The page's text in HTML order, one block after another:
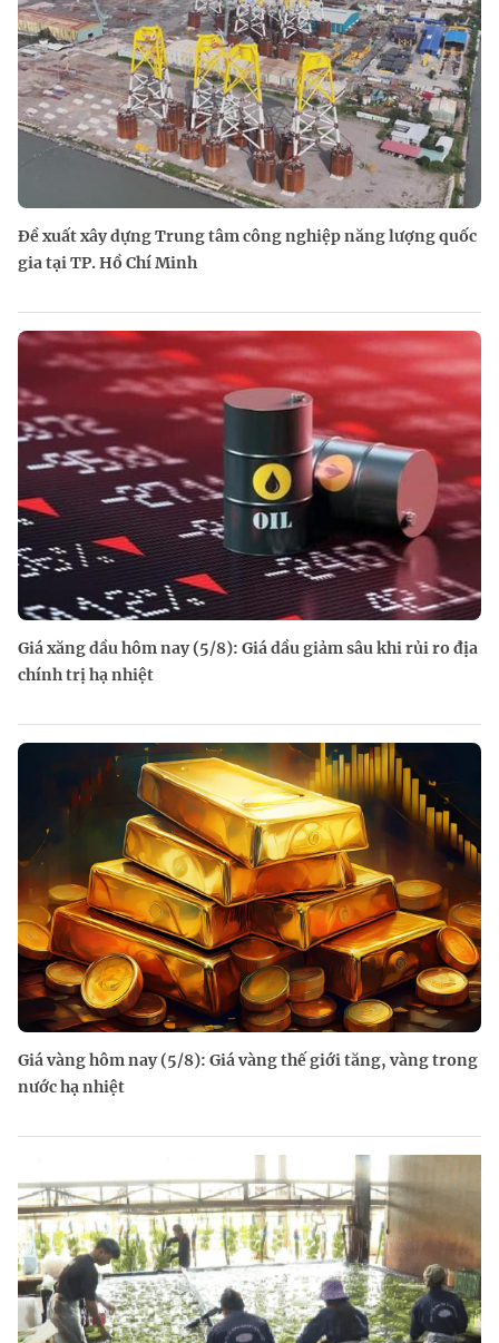
Đề xuất xây dựng Trung tâm công nghiệp năng lượng quốc
gia tại TP. Hồ Chí Minh
Giá xăng dầu hôm nay (5/8): Giá dầu giảm sâu khi rủi ro địa
chính trị hạ nhiệt
Giá vàng hôm nay (5/8): Giá vàng thế giới tăng, vàng trong
nước hạ nhiệt